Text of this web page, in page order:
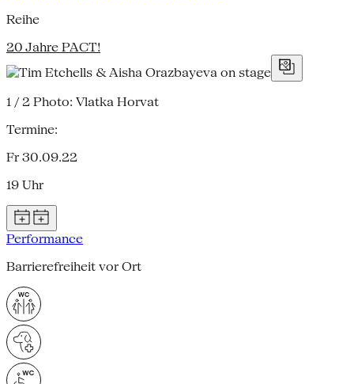
Reihe
20 Jahre PACT!
1 / 2 Photo: Vlatka Horvat
Termine:
Fr 30.09.22
19 Uhr
Performance
Barrierefreiheit vor Ort